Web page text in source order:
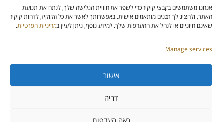
אנחנו משתמשים בקבצי קוקיז כדי לשפר את חוויית הגלישה שלך, לנתח את תנועת
האתר, ולהציג לך תכנים מותאמים אישית. באפשרותך לאשר את כל הקוקיז, לדחות קוקיז
שאינם חיוניים או לנהל את ההעדפות שלך. למידע נוסף, ניתן לעיין במדיניות הפרטיות.
Manage services
אישור
דחיה
ראה העדפות
ריהוט מונטסורי
ריהוט אנתרופוסופי
מס’ ספק: